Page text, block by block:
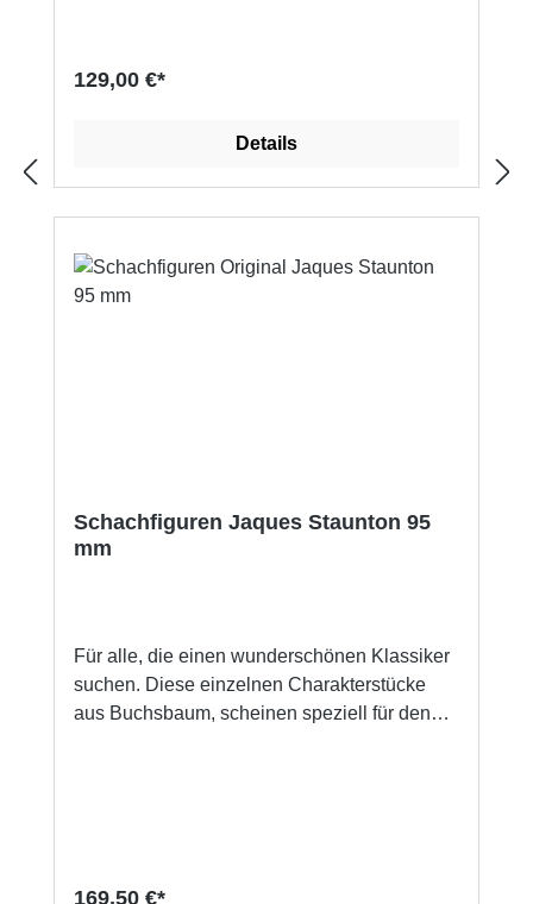
natur. Oberfläche poliert, nicht lackiert.
einen sicheren Stand mit Filz unterlegt in
129,00 €*
Details
Schachfiguren Jaques Staunton 95
mm
Für alle, die einen wunderschönen Klassiker
suchen. Diese einzelnen Charakterstücke
aus Buchsbaum, scheinen speziell für den
169,50 €*